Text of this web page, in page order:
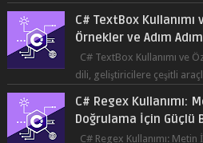
C# TextBox
Örnekler ve Adım
C# TextBox Kullanımı ve
dili, geliştiricilere çeşitli
C# Regex Kullanımı:
Doğrulama İçin Güçlü
C# Regex Kullanımı: